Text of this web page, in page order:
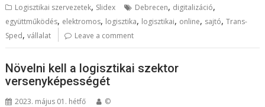
Logisztikai szervezetek, Slidex Debrecen, digitalizáció,
együttműködés, elektromos, logisztika, logisztikai, online, sajtó,Trans-
Sped,vállalat Leave a comment
Növelni kell a logisztikai szektor
versenyképességét
2023. május 01. hétfő ©